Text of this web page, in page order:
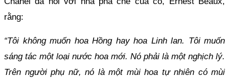
rằng:
“Tôi không muốn hoa Hồng hay hoa Linh lan. Tôi muốn
sáng tác một loại nước hoa mới. Nó phải là một nghịch lý.
Trên người phụ nữ, nó là một mùi hoa tự nhiên có mùi